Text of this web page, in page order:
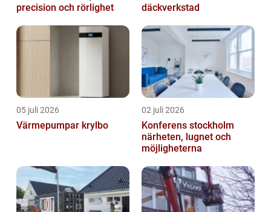
precision och rörlighet
däckverkstad
05 juli 2026
Värmepumpar krylbo
02 juli 2026
Konferens stockholm
närheten, lugnet och
möjligheterna